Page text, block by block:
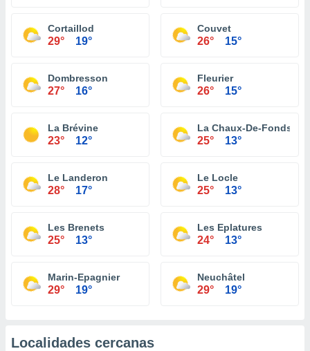
Cortaillod
29° 19°
Couvet
26° 15°
Dombresson
27° 16°
Fleurier
26° 15°
La Brévine
23° 12°
La Chaux-De-Fonds
25° 13°
Le Landeron
28° 17°
Le Locle
25° 13°
Les Brenets
25° 13°
Les Eplatures
24° 13°
Marin-Epagnier
29° 19°
Neuchâtel
29° 19°
Localidades cercanas